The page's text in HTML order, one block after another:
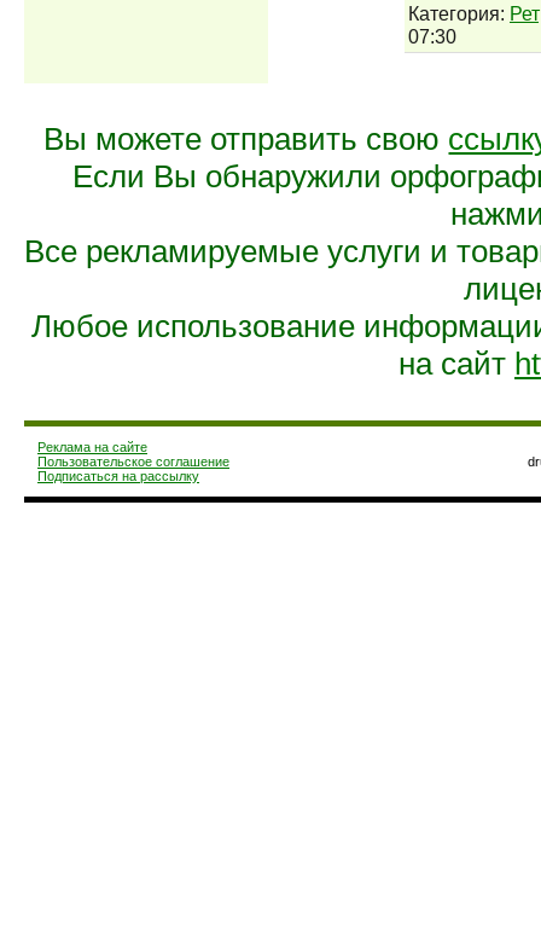
Категория:
07:30
Вы можете отправить свою
Если Вы обнаружили
Все рекламируемые услуги и
Любое использование
на сайт
Реклама на сайте
Пользовательское соглашение
Подписаться на рассылку